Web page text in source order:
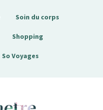
Soin du corps
Shopping
So Voyages